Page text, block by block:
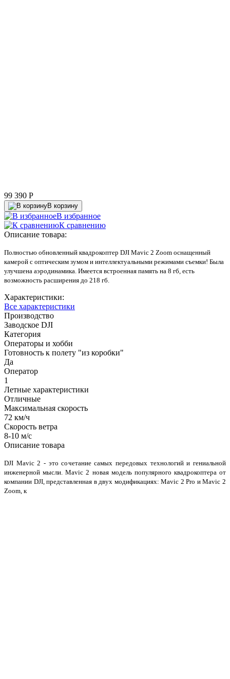
99 390 P
В корзину
В избранное
К сравнению
Описание товара:
Полностью обновленный квадрокоптер DJI Mavic 2 Zoom оснащенный
камерой с оптическим зумом и интеллектуальными режимами съемки! Была
улучшена аэродинамика. Имеется встроенная память на 8 гб, есть
возможность расширения до 218 гб.
Характеристики:
Все характеристики
Производство
Заводское DJI
Категория
Операторы и хобби
Готовность к полету "из коробки"
Да
Оператор
1
Летные характеристики
Отличные
Максимальная скорость
72 км/ч
Скорость ветра
8-10 м/с
Описание товара
DJI Mavic 2 - это сочетание cамых передовых технологий и гениальной
инженерной мысли. Mavic 2 новая модель популярного квадрокоптера от
компании DJI, представленная в двух модификациях: Mavic 2 Pro и Mavic 2
Zoom, к